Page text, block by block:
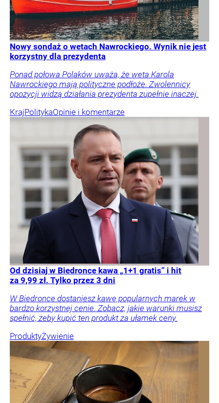
Nowy sondaż o wetach Nawrockiego. Wynik nie jest
korzystny dla prezydenta
Ponad połowa Polaków uważa, że weta Karola
Nawrockiego mają polityczne podłoże. Zwolennicy
opozycji widzą działania prezydenta zupełnie inaczej.
KrajPolitykaOpinie i komentarze
Od dzisiaj w Biedronce kawa „1+1 gratis” i hit
za 9,99 zł. Tylko przez 3 dni
W Biedronce dostaniesz kawę popularnych marek w
bardzo korzystnej cenie. Zobacz, jakie warunki musisz
spełnić, żeby kupić ten produkt za ułamek ceny.
ProduktyŻywienie